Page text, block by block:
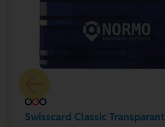
Swisscard Classic Transparant